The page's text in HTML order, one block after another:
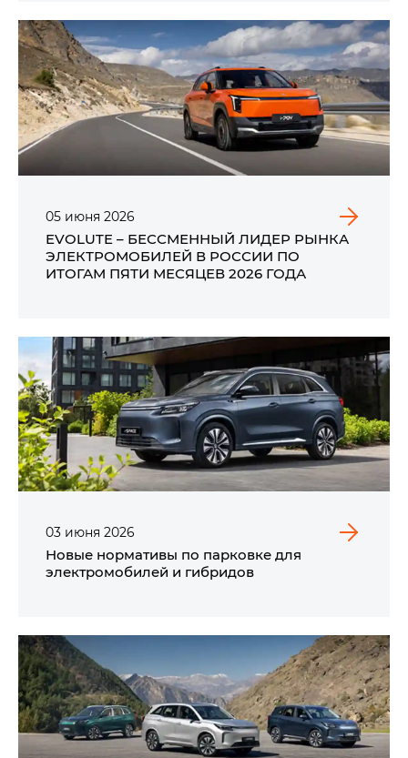
05 июня 2026
EVOLUTE – БЕССМЕННЫЙ ЛИДЕР РЫНКА
ЭЛЕКТРОМОБИЛЕЙ В РОССИИ ПО
ИТОГАМ ПЯТИ МЕСЯЦЕВ 2026 ГОДА
03 июня 2026
Новые нормативы по парковке для
электромобилей и гибридов